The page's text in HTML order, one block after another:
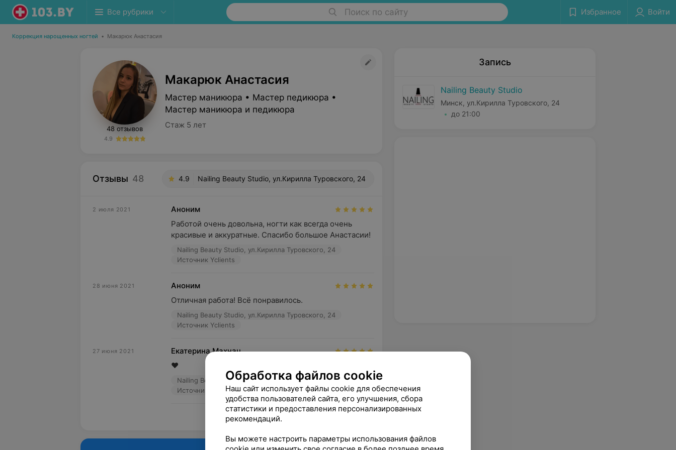
Все рубрики Поиск по сайту Избранное Войти
Коррекция нарощенных ногтей • Макарюк Анастасия
48 отзывов
4.9
Макарюк Анастасия
Мастер маникюра • Мастер педикюра •
Мастер маникюра и педикюра
Стаж 5 лет
Отзывы 48 4.9 Nailing Beauty Studio, ул.Кирилла Туровского, 24
2 июля 2021
Аноним
Работой очень довольна, ногти как всегда очень
красивые и аккуратные. Спасибо большое Анастасии!
Nailing Beauty Studio, ул.Кирилла Туровского, 24
Источник Yclients
28 июня 2021
Аноним
Отличная работа! Всё понравилось.
Nailing Beauty Studio, ул.Кирилла Туровского, 24
Источник Yclients
27 июня 2021
Екатерина Махнач
♥️
Nailing Beauty Studio, ул.Кирилла Туровского, 24
Источник Yclients
Показать ещё
Запись
Nailing Beauty Studio
Минск, ул.Кирилла Туровского, 24
до 21:00
Обработка файлов cookie
Наш сайт использует файлы cookie для обеспечения
удобства пользователей сайта, его улучшения, сбора
статистики и предоставления персонализированных
рекомендаций.
Вы можете настроить параметры использования файлов